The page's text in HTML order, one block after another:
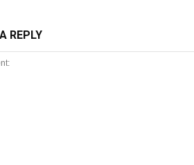
REPLY